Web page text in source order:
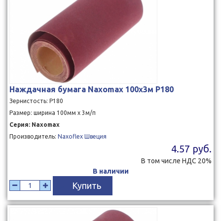
Наждачная бумага Naxomax 100x3м P180
Зернистость: P180
Размер: ширина 100мм x 3м/п
Серия: Naxomax
Производитель: Naxoflex Швеция
4.57 руб.
В том числе НДС 20%
В наличии
Купить